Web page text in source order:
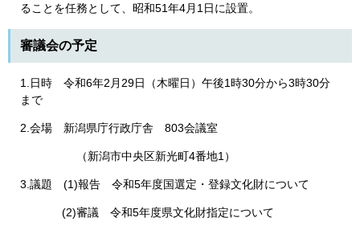
ることを任務として、昭和51年4月1日に設置。
審議会の予定
1.日時 令和6年2月29日（木曜日）午後1時30分から3時30分
まで
2.会場 新潟県庁行政庁舎 803会議室
（新潟市中央区新光町4番地1）
3.議題 (1)報告 令和5年度国選定・登録文化財について
(2)審議 令和5年度県文化財指定について